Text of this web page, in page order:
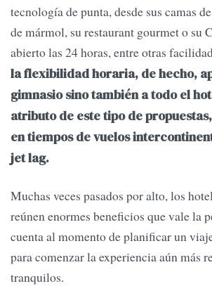
tecnología de punta, desde sus camas
de mármol, su restaurant gourmet o su
abierto las 24 horas, entre otras
la flexibilidad horaria, de hecho,
gimnasio sino también a todo el
atributo de este tipo de
en tiempos de vuelos
jet lag.
Muchas veces pasados por alto, los
reúnen enormes beneficios que vale la
cuenta al momento de planificar un
para comenzar la experiencia aún más
tranquilos.